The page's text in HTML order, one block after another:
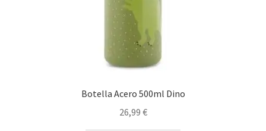
Botella Acero 500ml Dino
26,99 €